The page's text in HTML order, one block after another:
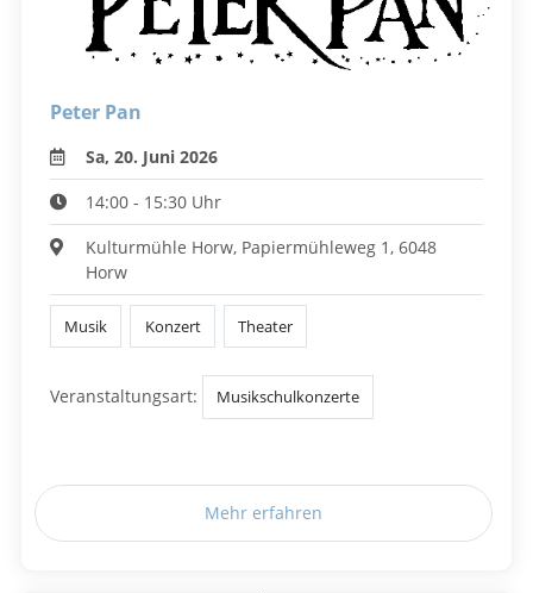
Peter Pan
Sa, 20. Juni 2026
14:00 - 15:30 Uhr
Kulturmühle Horw, Papiermühleweg 1, 6048
Horw
Musik Konzert Theater
Veranstaltungsart: Musikschulkonzerte
Mehr erfahren